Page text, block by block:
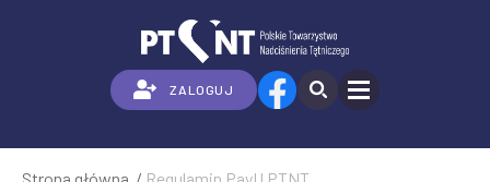
ZALOGUJ
Strona główna Regulamin PayU PTNT